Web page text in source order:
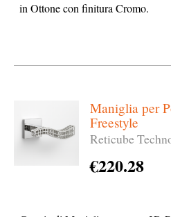
in Ottone con finitura Cromo.
Maniglia per
Freestyle
Reticube
€220.28